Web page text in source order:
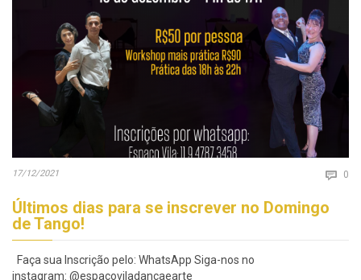
17/12/2021  0
Últimos dias para se inscrever no Domingo
de Tango!
Faça sua Inscrição pelo: WhatsApp Siga-nos no
instagram: @espacoviladancaearte